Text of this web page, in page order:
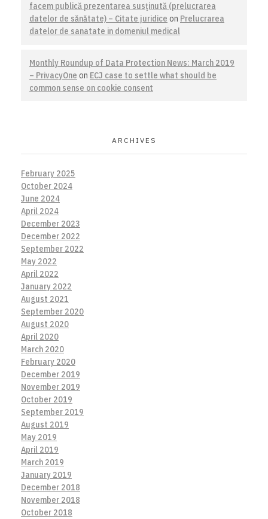
facem publică prezentarea susţinută (prelucrarea
datelor de sănătate) – Citate juridice on Prelucrarea
datelor de sanatate in domeniul medical
Monthly Roundup of Data Protection News: March 2019
– PrivacyOne on ECJ case to settle what should be
common sense on cookie consent
ARCHIVES
February 2025
October 2024
June 2024
April 2024
December 2023
December 2022
September 2022
May 2022
April 2022
January 2022
August 2021
September 2020
August 2020
April 2020
March 2020
February 2020
December 2019
November 2019
October 2019
September 2019
August 2019
May 2019
April 2019
March 2019
January 2019
December 2018
November 2018
October 2018